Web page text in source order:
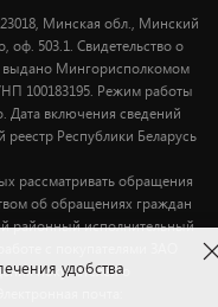
Минская обл., Минский
оф. 503.1. Свидетельство о
выдано Мингорисполкомом
100183195. Режим работы
Дата включения сведений
Республики Беларусь
рассматривать обращения
об обращениях граждан
районный исполнительный
покупателей о
почта:
удобства